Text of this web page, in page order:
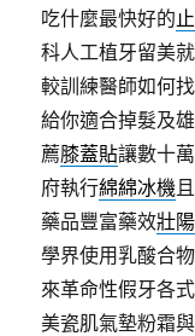
吃什麼最快好的
科人工植牙留美
較訓練醫師如何
給你適合掉髮及
薦膝蓋貼讓數十
府執行綿綿冰機
藥品豐富藥效壯
學界使用乳酸合
來革命性假牙各
美瓷肌氣墊粉霜